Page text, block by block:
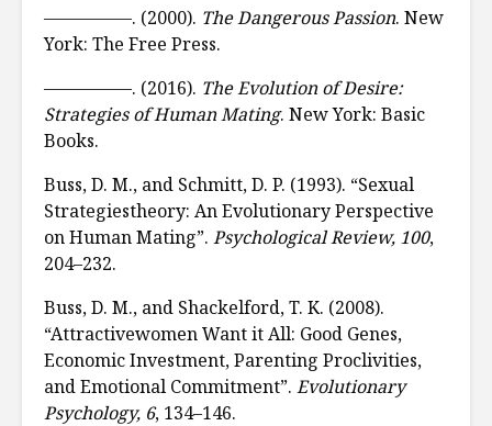
—————. (2000). The Dangerous Passion. New
York: The Free Press.
—————. (2016). The Evolution of Desire:
Strategies of Human Mating. New York: Basic
Books.
Buss, D. M., and Schmitt, D. P. (1993). “Sexual
Strategiestheory: An Evolutionary Perspective
on Human Mating”. Psychological Review, 100,
204–232.
Buss, D. M., and Shackelford, T. K. (2008).
“Attractivewomen Want it All: Good Genes,
Economic Investment, Parenting Proclivities,
and Emotional Commitment”. Evolutionary
Psychology, 6, 134–146.